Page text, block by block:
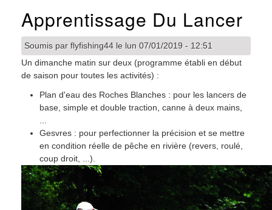
Apprentissage Du Lancer
Soumis par flyfishing44 le lun 07/01/2019 - 12:51
Un dimanche matin sur deux (programme établi en début
de saison pour toutes les activités) :
Plan d'eau des Roches Blanches : pour les lancers de
base, simple et double traction, canne à deux mains,
...
Gesvres : pour perfectionner la précision et se mettre
en condition réelle de pêche en rivière (revers, roulé,
coup droit, ...).